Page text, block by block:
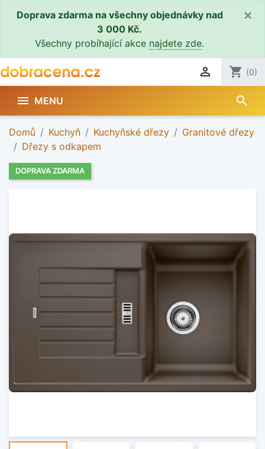
Doprava zdarma na všechny objednávky nad
3 000 Kč.
Všechny probíhající akce najdete zde.
×
 shopping_cart (0)
 MENU search
Domů Kuchyň Kuchyňské dřezy
Granitové dřezy
Dřezy s odkapem
DOPRAVA ZDARMA